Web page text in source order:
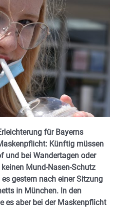
für Bayerns
Künftig müssen
und bei Wandertagen oder
Mund-Nasen-Schutz
gestern nach einer Sitzung
in München. In den
es aber bei der Maskenpflicht